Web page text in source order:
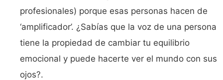
profesionales) porque esas personas hacen de
‘amplificador’. ¿Sabías que la voz de una persona
tiene la propiedad de cambiar tu equilibrio
emocional y puede hacerte ver el mundo con sus
ojos?.